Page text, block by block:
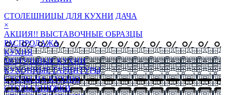
СТОЛЕШНИЦЫ ДЛЯ КУХНИ ДАЧА
×
АКЦИЯ!! ВЫСТАВОЧНЫЕ ОБРАЗЦЫ
РАСПРОДАЖА
КУХНЯ
МОДУЛЬНЫЕ КУХНИ
КУХОННЫЕ ГАРНИТУРЫ
СТОЛЫ НА КУХНЮ
СТОЛЫ КНИЖКИ